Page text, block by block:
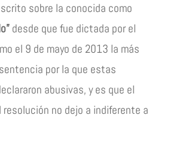
sobre la conocida como
desde que fue dictada por el
el 9 de mayo de 2013 la más
por la que estas
abusivas, y es que el
no dejo a indiferente a